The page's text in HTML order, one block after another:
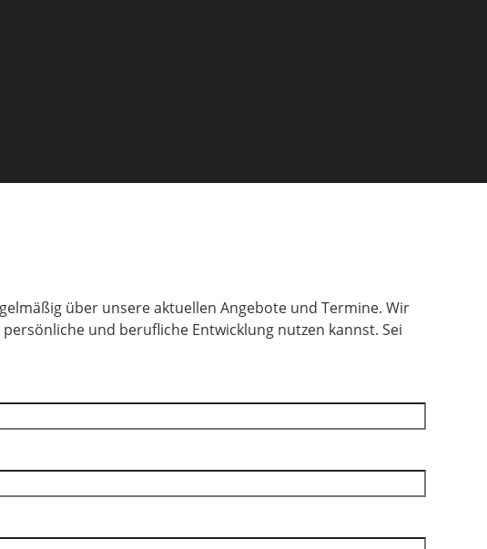
über unsere aktuellen Angebote und Termine. Wir
und berufliche Entwicklung nutzen kannst. Sei